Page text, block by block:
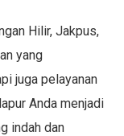
Hilir, Jakpus,
yang
juga pelayanan
Anda menjadi
indah dan